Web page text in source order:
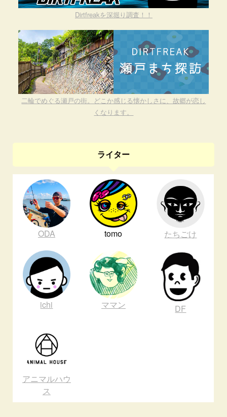
Dirtfreakを深堀り調査！！
二輪でめぐる瀬戸の街。どこか感じる懐かしさに、故郷が恋し
くなります。
ライター
ODA tomo たちごけ
ichi ママン DF
アニマルハウ
ス